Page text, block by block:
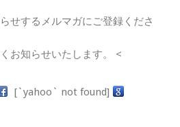
せするメルマガにご登録くださ
お知らせいたします。 <
[`yahoo` not found]